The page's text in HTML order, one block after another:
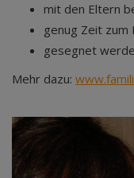
mit den Eltern
genug Zeit zum
gesegnet
Mehr dazu: